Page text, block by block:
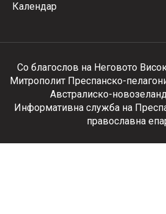
Календар
Со благослов на Неговото
Митрополит Преспанско-
Австралиско-
Информативна служба на
православна